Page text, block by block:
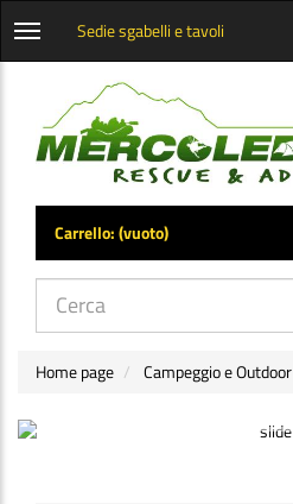
Apri
categorie
Sedie sgabelli e tavoli
Carrello:(vuoto)
Home page Campeggio e Outdoor